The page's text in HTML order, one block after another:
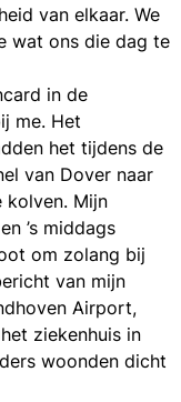
van elkaar. We
wat ons die dag te
in de
me. Het
het tijdens de
van Dover naar
kolven. Mijn
’s middags
om zolang bij
van mijn
Airport,
ziekenhuis in
woonden dicht